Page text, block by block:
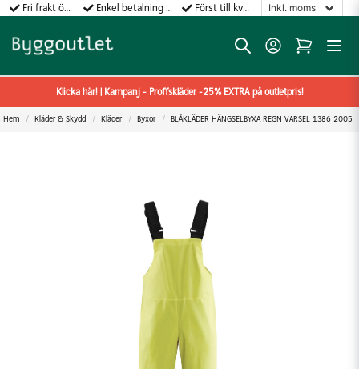
Fri frakt över 499:- Enkel betalning med Klarna Först till kvarn gäller!
Klicka här! | Kampanj - Proffskläder -25% EXTRA på outletpris!
Hem Kläder & Skydd Kläder Byxor BLÅKLÄDER HÄNGSELBYXA REGN VARSEL 1386 2005